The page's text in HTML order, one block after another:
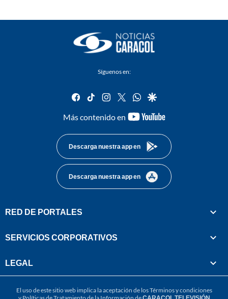
Síguenos en:
facebook
tiktok instagram
twitterwhatsapp
google
Más contenido en
youtube-
Descarga nuestra app en
Descarga nuestra app en
RED DE PORTALES
SERVICIOS CORPORATIVOS
LEGAL
El uso de este sitio web implica la aceptación de losTérminos y condiciones